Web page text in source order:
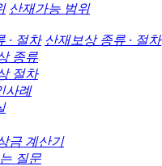
산재가능 범위
· 절차 산재보상 종류 · 절차
종류
절차
사례
금 계산기
질문